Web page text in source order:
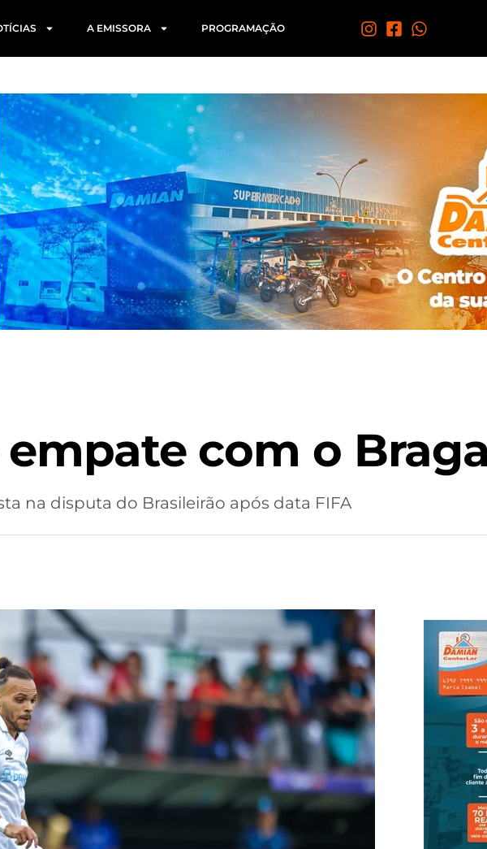
A EMISSORA PROGRAMAÇÃO
com o
na disputa do Brasileirão após data FIFA